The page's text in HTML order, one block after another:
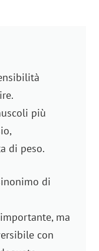
più
di peso.
di
ma
con